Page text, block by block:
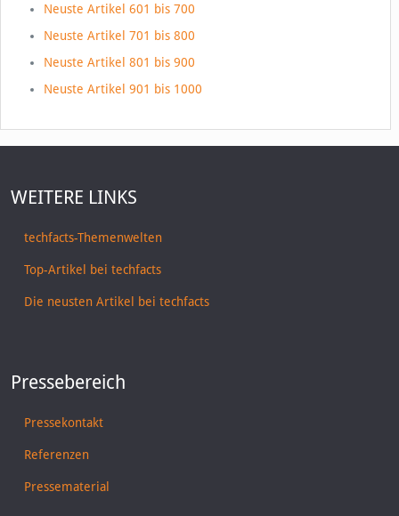
Neuste Artikel 601 bis 700
Neuste Artikel 701 bis 800
Neuste Artikel 801 bis 900
Neuste Artikel 901 bis 1000
WEITERE LINKS
techfacts-Themenwelten
Top-Artikel bei techfacts
Die neusten Artikel bei techfacts
Pressebereich
Pressekontakt
Referenzen
Pressematerial